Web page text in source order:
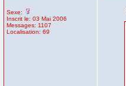
Sexe:
Inscrit le: 03 Mai 2006
Messages: 1107
Localisation: 69